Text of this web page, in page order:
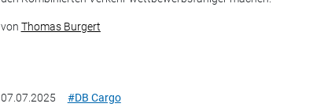
von Thomas Burgert
07.07.2025 #DB Cargo